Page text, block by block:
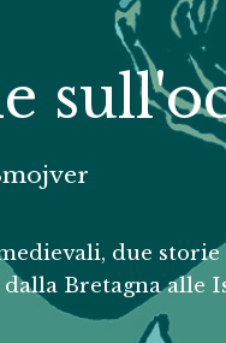
due
Bretagna alle